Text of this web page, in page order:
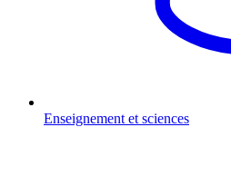
Enseignement et sciences